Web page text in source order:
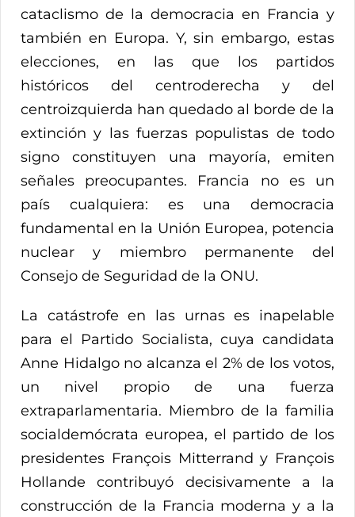
cataclismo de la democracia en Francia y
también en Europa. Y, sin embargo, estas
elecciones, en las que los partidos
históricos del centroderecha y del
centroizquierda han quedado al borde de la
extinción y las fuerzas populistas de todo
signo constituyen una mayoría, emiten
señales preocupantes. Francia no es un
país cualquiera: es una democracia
fundamental en la Unión Europea, potencia
nuclear y miembro permanente del
Consejo de Seguridad de la ONU.
La catástrofe en las urnas es inapelable
para el Partido Socialista, cuya candidata
Anne Hidalgo no alcanza el 2% de los votos,
un nivel propio de una fuerza
extraparlamentaria. Miembro de la familia
socialdemócrata europea, el partido de los
presidentes François Mitterrand y François
Hollande contribuyó decisivamente a la
construcción de la Francia moderna y a la